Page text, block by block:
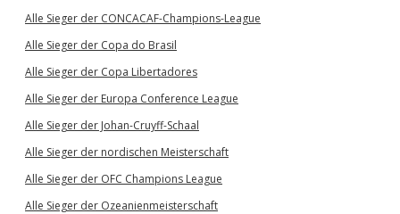
Alle Sieger der CONCACAF-Champions-League
Alle Sieger der Copa do Brasil
Alle Sieger der Copa Libertadores
Alle Sieger der Europa Conference League
Alle Sieger der Johan-Cruyff-Schaal
Alle Sieger der nordischen Meisterschaft
Alle Sieger der OFC Champions League
Alle Sieger der Ozeanienmeisterschaft